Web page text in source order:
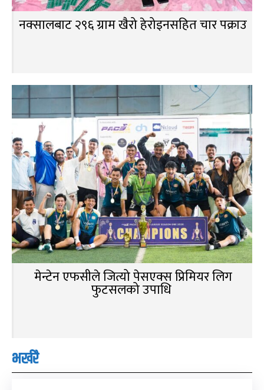
नक्सालबाट २९६ ग्राम खैरो हेरोइनसहित चार पक्राउ
मेन्टेन एफसीले जित्यो पेसएक्स प्रिमियर लिग
फुटसलको उपाधि
भर्खरै